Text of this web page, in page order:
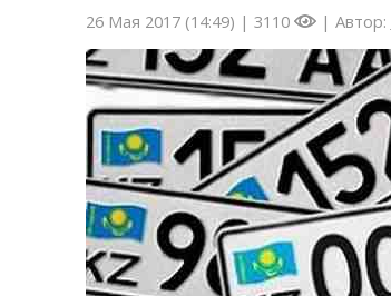
26 Мая 2017 (14:49) | 3110 | Автор: